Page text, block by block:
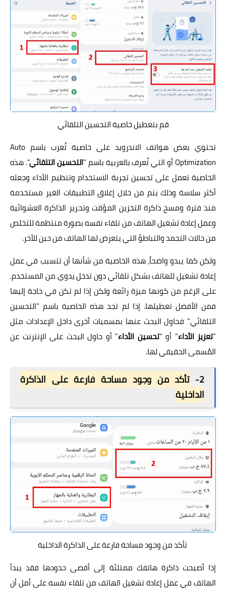
قم بتعطيل خاصية التحسين التلقائي
تحتوي بعض هواتف الاندرويد على خاصية تُعرب باسم Auto
Optimization أو التي تُعرف بالعربية باسم "
التحسين التلقائي". هذه
الخاصية تعمل على تحسين تجربة الاستخدام وتنظيم الأداء وجعله
أكثر سلاسة وذلك يتم من خلال إغلاق التطبيقات الغير مستخدمة
منذ فترة ومسح ذاكرة التخزين المؤقت وتحرير الذاكرة العشوائية
وعمل إعادة تشغيل الهاتف من تلقاء نفسه بصورة منتظمة للتخلص
من حالات التجمد والتباطؤ التي يتعرض لها الهاتف من حين للأخر.
ولكن كما يبدو واضحاً، هذه الخاصية من شأنها أن تتسبب في عمل
إعادة تشغيل للهاتف بشكل تلقائي دون تدخل يدوي من المستخدم.
على الرغم من كونها ميزة رائعة ولكن إذا لم تكن في حاجة إليها
فمن الأفضل تعطيلها. إذا لم تجد هذه الخاصية باسم "التحسين
التلقائي" فحاول البحث عنها بمسميات أخرى داخل الإعدادات مثل
"تعزيز الأداء" أو "تحسين الأداء" أو حاول البحث على الإنترنت عن
المُسمى الحقيقي لها.
2-
تأكد من وجود مساحة فارعة على الذاكرة
الداخلية
تأكد من وجود مساحة فارعة على الذاكرة الداخلية
إذا أصبحت ذاكرة هاتفك ممتلئة إلى أقصى حدودها فقد يبدأ
الهاتف في عمل إعادة تشغيل الهاتف من تلقاء نفسه على أمل أن